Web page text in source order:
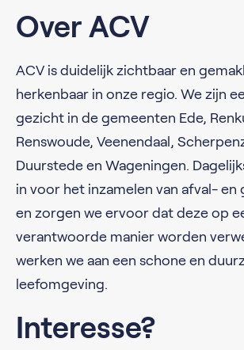
Over ACV
ACV is duidelijk zichtbaar en
herkenbaar in onze regio. We zijn
gezicht in de gemeenten Ede,
Renswoude, Veenendaal,
Duurstede en Wageningen.
in voor het inzamelen van afval-
en zorgen we ervoor dat deze op
verantwoorde manier worden
werken we aan een schone en
leefomgeving.
Interesse?